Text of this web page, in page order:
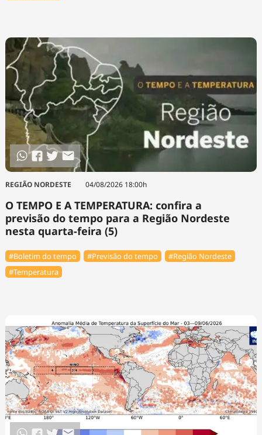
REGIÃO NORDESTE 04/08/2026 18:00h
O TEMPO E A TEMPERATURA: confira a
previsão do tempo para a Região Nordeste
nesta quarta-feira (5)
#Boletim do tempo #Previsão do tempo
#Região Nordeste
#Temperatura